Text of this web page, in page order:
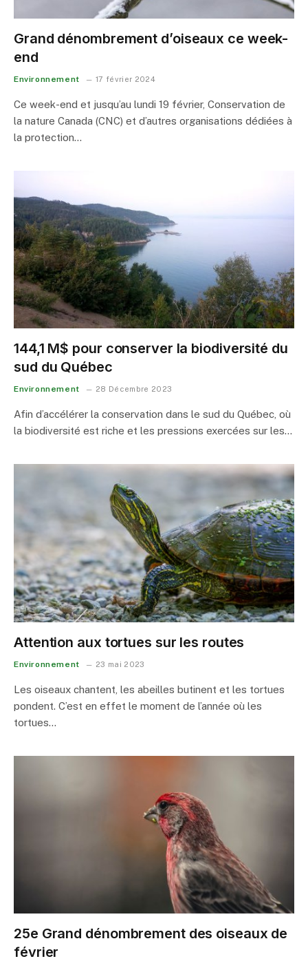
Grand dénombrement d’oiseaux ce week-
end
Environnement 17 février 2024
Ce week-end et jusqu’au lundi 19 février, Conservation de
la nature Canada (CNC) et d’autres organisations dédiées à
la protection…
144,1 M$ pour conserver la biodiversité du
sud du Québec
Environnement 28 Décembre 2023
Afin d’accélérer la conservation dans le sud du Québec, où
la biodiversité est riche et les pressions exercées sur les…
Attention aux tortues sur les routes
Environnement 23 mai 2023
Les oiseaux chantent, les abeilles butinent et les tortues
pondent. C’est en effet le moment de l’année où les
tortues…
25e Grand dénombrement des oiseaux de
février